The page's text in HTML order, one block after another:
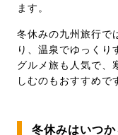
ます。
冬休みの九州旅行で
り、温泉でゆっくり
グルメ旅も人気で、
しむのもおすすめで
冬休みはいつか